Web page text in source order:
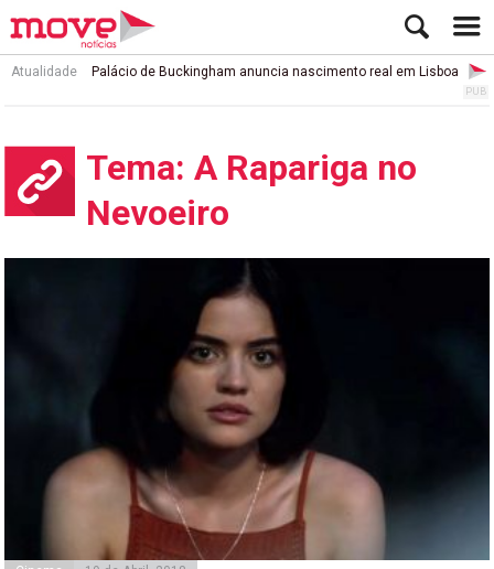
Atualidade Palácio de Buckingham anuncia nascimento real em Lisboa
Tema: A Rapariga no
Nevoeiro